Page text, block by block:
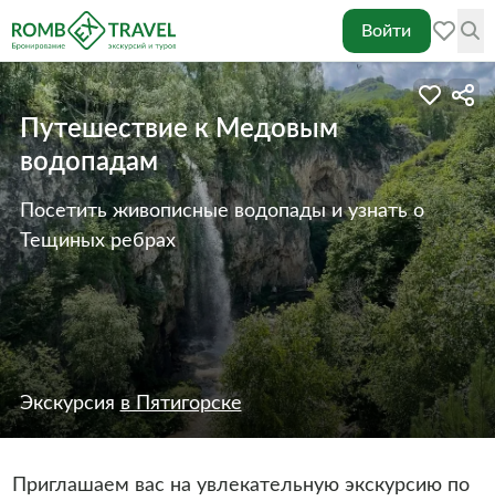
Войти
Путешествие к Медовым
водопадам
Посетить живописные водопады и узнать о
Тещиных ребрах
Экскурсия в Пятигорске
Приглашаем вас на увлекательную экскурсию по